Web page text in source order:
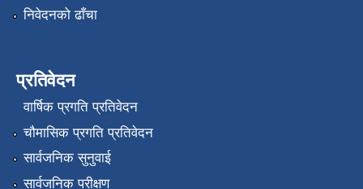
निवेदनको ढाँचा
प्रतिवेदन
वार्षिक प्रगति प्रतिवेदन
चौमासिक प्रगति प्रतिवेदन
सार्वजनिक सुनुवाई
सार्वजनिक परीक्षण